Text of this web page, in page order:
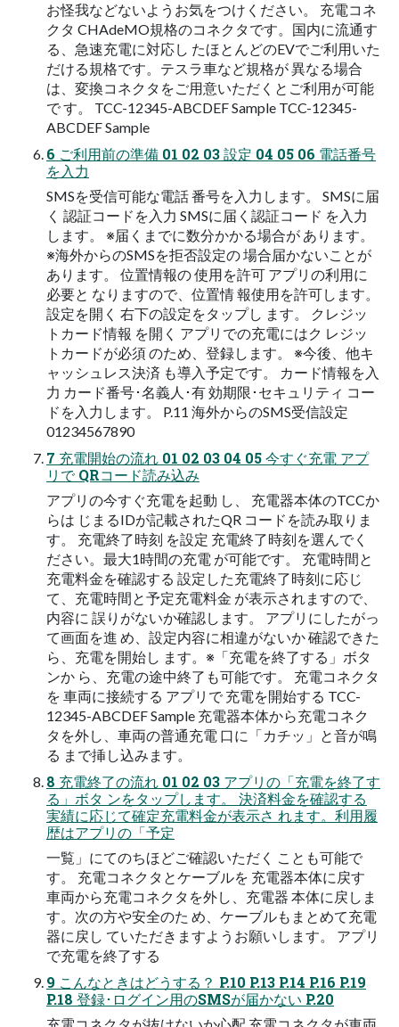
お怪我などないようお気をつけください。 充電コネ
クタ CHAdeMO規格のコネクタです。国内に流通す
る、急速充電に対応し たほとんどのEVでご利用いた
だける規格です。テスラ車など規格が 異なる場合
は、変換コネクタをご用意いただくとご利用が可能
で す。 TCC-12345-ABCDEF Sample TCC-12345-
ABCDEF Sample
6 ご利用前の準備 01 02 03 設定 04 05 06 電話番号
を入力
SMSを受信可能な電話 番号を入力します。 SMSに届
く 認証コードを入力 SMSに届く認証コード を入力
します。 ※届くまでに数分かかる場合が あります。
※海外からのSMSを拒否設定の 場合届かないことが
あります。 位置情報の 使用を許可 アプリの利用に
必要と なりますので、位置情 報使用を許可します。
設定を開く 右下の設定をタップし ます。 クレジッ
トカード情報 を開く アプリでの充電にはク レジッ
トカードが必須 のため、登録します。 ※今後、他キ
ャッシュレス決済 も導入予定です。 カード情報を入
力 カード番号･名義人･有 効期限･セキュリティ コー
ドを入力します。 P.11 海外からのSMS受信設定
01234567890
7 充電開始の流れ 01 02 03 04 05 今すぐ充電 アプ
リで QRコード読み込み
アプリの今すぐ充電を起動 し、 充電器本体のTCCか
らは じまるIDが記載されたQR コードを読み取りま
す。 充電終了時刻 を設定 充電終了時刻を選んでく
ださい。最大1時間の充電 が可能です。 充電時間と
充電料金を確認する 設定した充電終了時刻に応じ
て、充電時間と予定充電料金 が表示されますので、
内容に 誤りがないか確認します。 アプリにしたがっ
て画面を進 め、設定内容に相違がないか 確認できた
ら、充電を開始し ます。※「充電を終了する」ボタ
ンか ら、充電の途中終了も可能です。 充電コネクタ
を 車両に接続する アプリで 充電を開始する TCC-
12345-ABCDEF Sample 充電器本体から充電コネク
タを外し、車両の普通充電 口に「カチッ」と音が鳴
る まで挿し込みます。
8 充電終了の流れ 01 02 03 アプリの「充電を終了す
る」ボタ ンをタップします。 決済料金を確認する
実績に応じて確定充電料金が表示さ れます。利用履
歴はアプリの「予定
一覧」にてのちほどご確認いただく ことも可能で
す。 充電コネクタとケーブルを 充電器本体に戻す
車両から充電コネクタを外し、充電器 本体に戻しま
す。次の方や安全のた め、ケーブルもまとめて充電
器に戻し ていただきますようお願いします。 アプリ
で充電を終了する
9 こんなときはどうする？ P.10 P.13 P.14 P.16 P.19
P.18 登録･ログイン用のSMSが届かない P.20